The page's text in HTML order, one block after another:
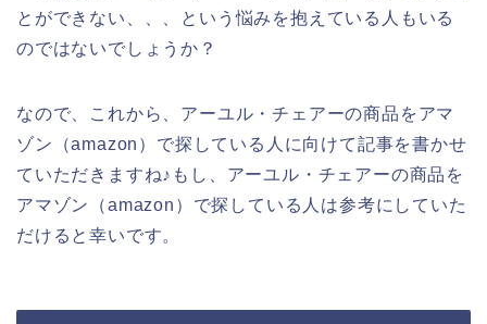
とができない、、、という悩みを抱えている人もいる
のではないでしょうか？
なので、これから、アーユル・チェアーの商品をアマ
ゾン（amazon）で探している人に向けて記事を書かせ
ていただきますね♪もし、アーユル・チェアーの商品を
アマゾン（amazon）で探している人は参考にしていた
だけると幸いです。